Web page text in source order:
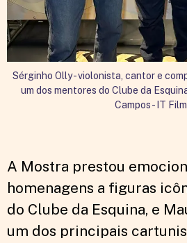
Sérginho Olly - violonista, cantor e
um dos mentores do Clube da
Campos - IT
A Mostra prestou
homenagens a figuras
do Clube da Esquina, e
um dos principais